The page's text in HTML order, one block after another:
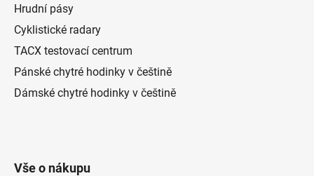
Hrudní pásy
Cyklistické radary
TACX testovací centrum
Pánské chytré hodinky v češtině
Dámské chytré hodinky v češtině
Vše o nákupu